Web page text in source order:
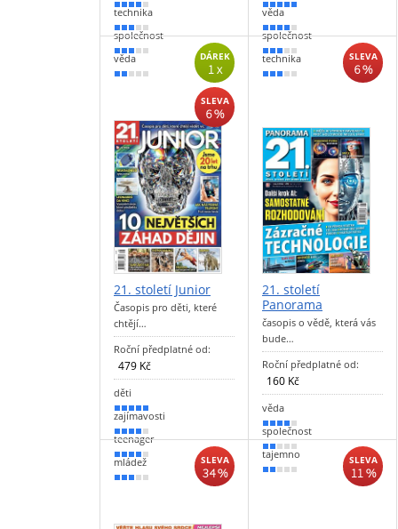
80 %
technika
60 %
společnost
50 %
věda
30 %
90 %
věda
70 %
společnost
60 %
technika
50 %
DÁREK
1 x
SLEVA
6 %
21. století Junior
Časopis pro děti, které
chtějí…
Roční předplatné od:
479 Kč
děti
90 %
zajímavosti
80 %
teenager
70 %
mládež
60 %
SLEVA
6 %
21. století
Panorama
časopis o vědě, která vás
bude…
Roční předplatné od:
160 Kč
věda
80 %
společnost
40 %
tajemno
30 %
SLEVA
34 %
SLEVA
11 %